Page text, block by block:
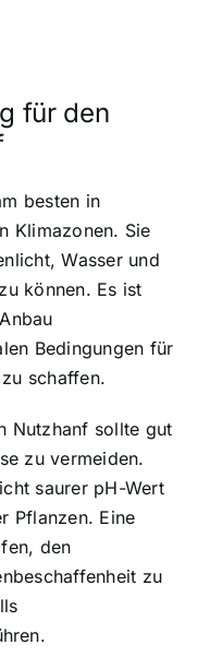
für den
besten in
Klimazonen. Sie
Wasser und
können. Es ist
Bedingungen für
schaffen.
Nutzhanf sollte gut
zu vermeiden.
saurer pH-Wert
Pflanzen. Eine
den
zu